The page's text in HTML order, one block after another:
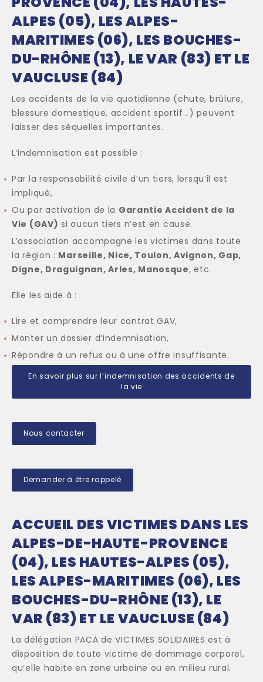
ALPES (05), LES ALPES-
MARITIMES (06), LES BOUCHES-
DU-RHÔNE (13), LE VAR (83) ET LE
VAUCLUSE (84)
Les accidents de la vie quotidienne (chute, brûlure,
blessure domestique, accident sportif...) peuvent
laisser des séquelles importantes.
L’indemnisation est possible :
Par la responsabilité civile d’un tiers, lorsqu’il est
impliqué,
Ou par activation de la Garantie Accident de la
Vie (GAV) si aucun tiers n’est en cause.
L’association accompagne les victimes dans toute
la région : Marseille, Nice, Toulon, Avignon, Gap,
Digne, Draguignan, Arles, Manosque, etc.
Elle les aide à :
Lire et comprendre leur contrat GAV,
Monter un dossier d’indemnisation,
Répondre à un refus ou à une offre insuffisante.
En savoir plus sur l’indemnisation des accidents de
la vie
Nous contacter
Demander à être rappelé
ACCUEIL DES VICTIMES DANS LES
ALPES-DE-HAUTE-PROVENCE
(04), LES HAUTES-ALPES (05),
LES ALPES-MARITIMES (06), LES
BOUCHES-DU-RHÔNE (13), LE
VAR (83) ET LE VAUCLUSE (84)
La délégation PACA de VICTIMES SOLIDAIRES est à
disposition de toute victime de dommage corporel,
qu’elle habite en zone urbaine ou en milieu rural.